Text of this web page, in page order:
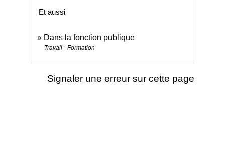
Et aussi
Dans la fonction publique
Travail - Formation
Signaler une erreur sur cette page